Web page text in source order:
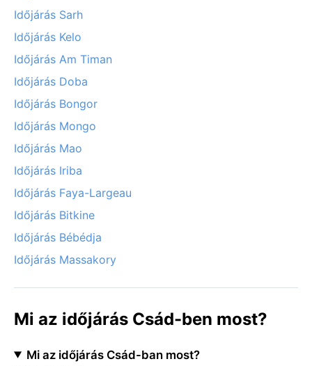
Időjárás Sarh
Időjárás Kelo
Időjárás Am Timan
Időjárás Doba
Időjárás Bongor
Időjárás Mongo
Időjárás Mao
Időjárás Iriba
Időjárás Faya-Largeau
Időjárás Bitkine
Időjárás Bébédja
Időjárás Massakory
Mi az időjárás Csád-ben most?
Mi az időjárás Csád-ban most?